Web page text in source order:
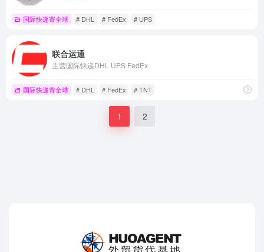
国际快递寄全球 # DHL # FedEx # UPS
联合运通
主营国际快递DHL UPS FedEx
国际快递寄全球 # DHL # FedEx # TNT
1 2